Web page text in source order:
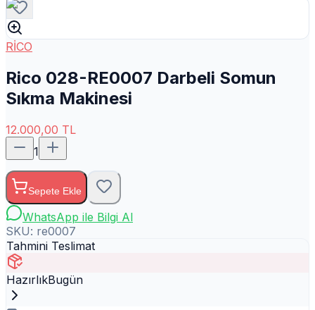
RİCO
Rico 028-RE0007 Darbeli Somun
Sıkma Makinesi
12.000,00 TL
1
Sepete Ekle
WhatsApp ile Bilgi Al
SKU: re0007
Tahmini Teslimat
HazırlıkBugün